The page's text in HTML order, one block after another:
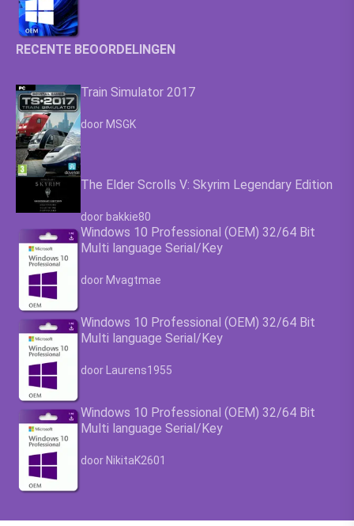
RECENTE BEOORDELINGEN
Train Simulator 2017
Waardering
door MSGK
The Elder Scrolls V: Skyrim Legendary Edition
Waardering4.63
door bakkie80
Windows 10 Professional (OEM) 32/64 Bit
Multi language Serial/Key
Waardering4.63
door Mvagtmae
Windows 10 Professional (OEM) 32/64 Bit
Multi language Serial/Key
Waardering4.63uit 5
door Laurens1955
Windows 10 Professional (OEM) 32/64 Bit
Multi language Serial/Key
Waardering4.63
door NikitaK2601